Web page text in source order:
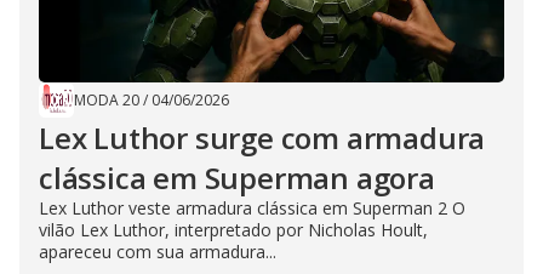
MODA 20/ 04/06/2026
Lex Luthor surge com armadura
clássica em Superman agora
Lex Luthor veste armadura clássica em Superman 2 O
vilão Lex Luthor, interpretado por Nicholas Hoult,
apareceu com sua armadura...